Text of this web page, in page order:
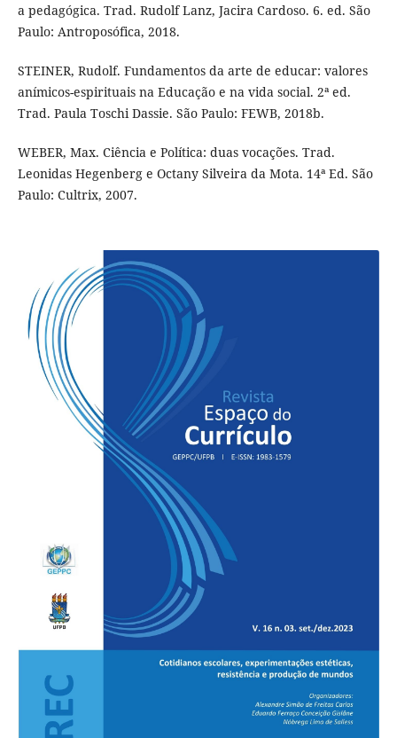
a pedagógica. Trad. Rudolf Lanz, Jacira Cardoso. 6. ed. São
Paulo: Antroposófica, 2018.
STEINER, Rudolf. Fundamentos da arte de educar: valores
anímicos-espirituais na Educação e na vida social. 2ª ed.
Trad. Paula Toschi Dassie. São Paulo: FEWB, 2018b.
WEBER, Max. Ciência e Política: duas vocações. Trad.
Leonidas Hegenberg e Octany Silveira da Mota. 14ª Ed. São
Paulo: Cultrix, 2007.